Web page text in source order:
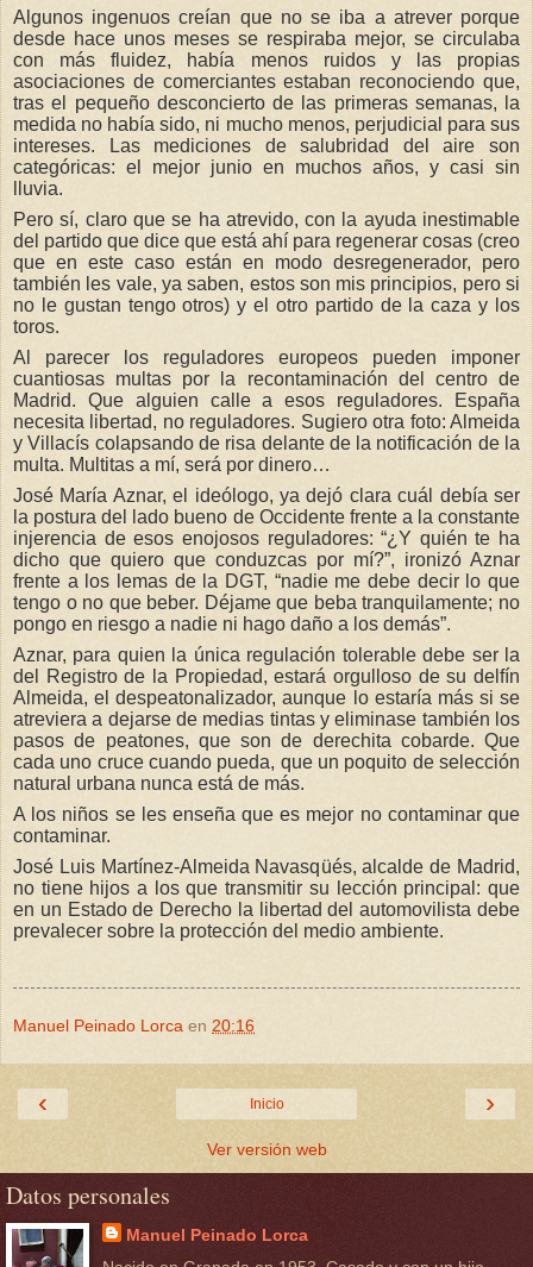
Algunos ingenuos creían que no se iba a atrever porque
desde hace unos meses se respiraba mejor, se circulaba
con más fluidez, había menos ruidos y las propias
asociaciones de comerciantes estaban reconociendo que,
tras el pequeño desconcierto de las primeras semanas, la
medida no había sido, ni mucho menos, perjudicial para sus
intereses. Las mediciones de salubridad del aire son
categóricas: el mejor junio en muchos años, y casi sin
lluvia.
Pero sí, claro que se ha atrevido, con la ayuda inestimable
del partido que dice que está ahí para regenerar cosas (creo
que en este caso están en modo desregenerador, pero
también les vale, ya saben, estos son mis principios, pero si
no le gustan tengo otros) y el otro partido de la caza y los
toros.
Al parecer los reguladores europeos pueden imponer
cuantiosas multas por la recontaminación del centro de
Madrid. Que alguien calle a esos reguladores. España
necesita libertad, no reguladores. Sugiero otra foto: Almeida
y Villacís colapsando de risa delante de la notificación de la
multa. Multitas a mí, será por dinero…
José María Aznar, el ideólogo, ya dejó clara cuál debía ser
la postura del lado bueno de Occidente frente a la constante
injerencia de esos enojosos reguladores: “¿Y quién te ha
dicho que quiero que conduzcas por mí?”, ironizó Aznar
frente a los lemas de la DGT, “nadie me debe decir lo que
tengo o no que beber. Déjame que beba tranquilamente; no
pongo en riesgo a nadie ni hago daño a los demás”.
Aznar, para quien la única regulación tolerable debe ser la
del Registro de la Propiedad, estará orgulloso de su delfín
Almeida, el despeatonalizador, aunque lo estaría más si se
atreviera a dejarse de medias tintas y eliminase también los
pasos de peatones, que son de derechita cobarde. Que
cada uno cruce cuando pueda, que un poquito de selección
natural urbana nunca está de más.
A los niños se les enseña que es mejor no contaminar que
contaminar.
José Luis Martínez-Almeida Navasqüés, alcalde de Madrid,
no tiene hijos a los que transmitir su lección principal: que
en un Estado de Derecho la libertad del automovilista debe
prevalecer sobre la protección del medio ambiente.
Manuel Peinado Lorca en 20:16
‹ ›
Inicio
Ver versión web
Datos personales
Manuel Peinado Lorca